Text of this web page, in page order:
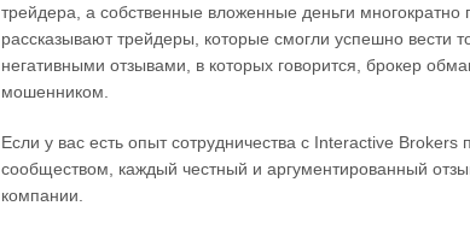
трейдера, а собственные вложенные деньги
рассказывают трейдеры, которые смогли успешно вести
негативными отзывами, в которых говорится, брокер
мошенником.
Если у вас есть опыт сотрудничества с Interactive Brokers
сообществом, каждый честный и аргументированный
компании.